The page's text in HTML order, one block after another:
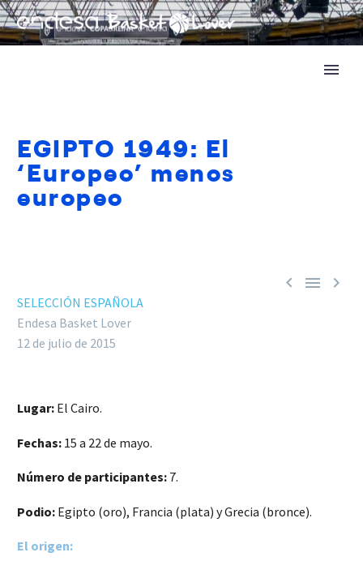
EGIPTO 1949: El
‘Europeo’ menos
europeo
  
SELECCIÓN ESPAÑOLA
Endesa Basket Lover
12 de julio de 2015
Lugar: El Cairo.
Fechas: 15 a 22 de mayo.
Número de participantes: 7.
Podio: Egipto (oro), Francia (plata) y Grecia (bronce).
El origen: